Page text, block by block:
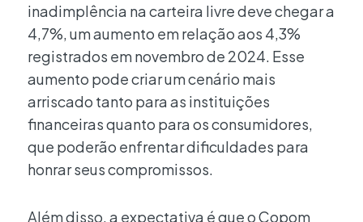
inadimplência na carteira livre deve chegar a
4,7%, um aumento em relação aos 4,3%
registrados em novembro de 2024. Esse
aumento pode criar um cenário mais
arriscado tanto para as instituições
financeiras quanto para os consumidores,
que poderão enfrentar dificuldades para
honrar seus compromissos.
Além disso, a expectativa é que o Copom